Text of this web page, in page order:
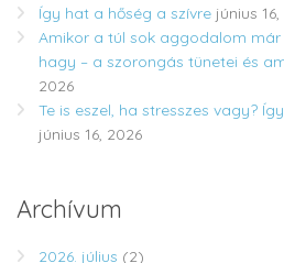
Így hat a hőség a szívre június
Amikor a túl sok aggodalom
hagy – a szorongás tünetei és
2026
Te is eszel, ha stresszes vagy?
június 16, 2026
Archívum
2026. július (2)